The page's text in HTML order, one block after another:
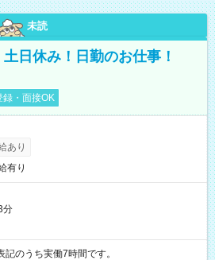
未読
日休み！日勤のお仕事！
録・面接OK
あり
有り
分
～18:00 ※表記のうち実働7時間です。